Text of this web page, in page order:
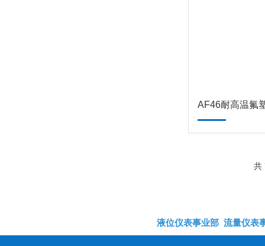
AF46耐高温氟
共
液位仪表事业部 流量仪表